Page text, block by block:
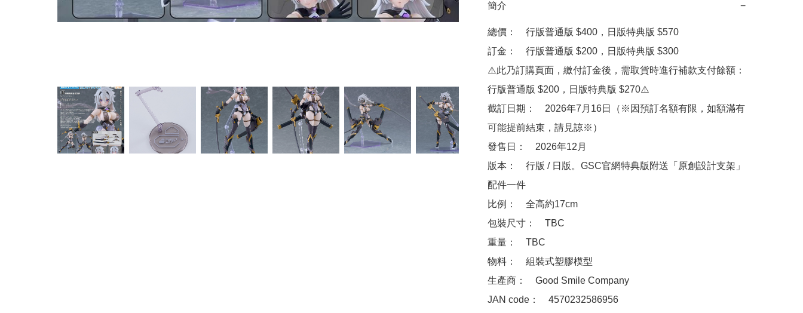
簡介 −
總價：　行版普通版 $400，日版特典版 $570
訂金：　行版普通版 $200，日版特典版 $300
⚠️此乃訂購頁面，繳付訂金後，需取貨時進行補款支付餘額：
行版普通版 $200，日版特典版 $270⚠️
截訂日期：　2026年7月16日（※因預訂名額有限，如額滿有
可能提前結束，請見諒※）
發售日：　2026年12月
版本：　行版 / 日版。GSC官網特典版附送「原創設計支架」
配件一件
比例：　全高約17cm
包裝尺寸：　TBC
重量：　TBC
物料：　組裝式塑膠模型
生產商：　Good Smile Company
JAN code：　4570232586956